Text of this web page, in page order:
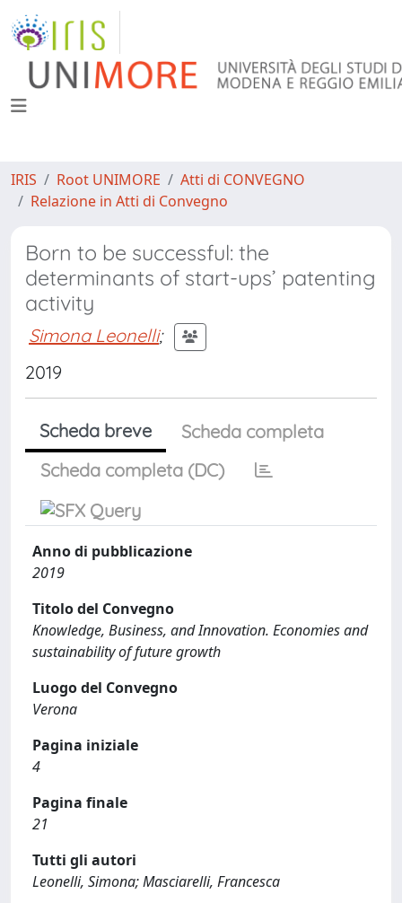
IRIS Root UNIMORE
Atti di CONVEGNO
Relazione in Atti di Convegno
Born to be successful: the
determinants of start-ups’ patenting
activity
Simona Leonelli;
2019
Scheda breve
Scheda completa
Scheda completa (DC)
Anno di pubblicazione
2019
Titolo del Convegno
Knowledge, Business, and Innovation. Economies and
sustainability of future growth
Luogo del Convegno
Verona
Pagina iniziale
4
Pagina finale
21
Tutti gli autori
Leonelli, Simona; Masciarelli, Francesca